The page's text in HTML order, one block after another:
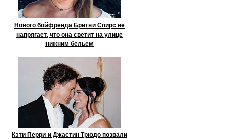
Нового бойфренда Бритни Спирс не
напрягает, что она светит на улице
нижним бельем
Кэти Перри и Джастин Трюдо позвали